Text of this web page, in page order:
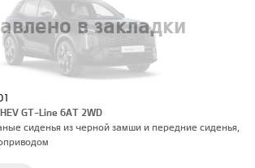
в закладки
GT-Line 6AT 2WD
сиденья из черной замши и передние сиденья,